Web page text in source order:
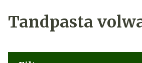
Tandpasta